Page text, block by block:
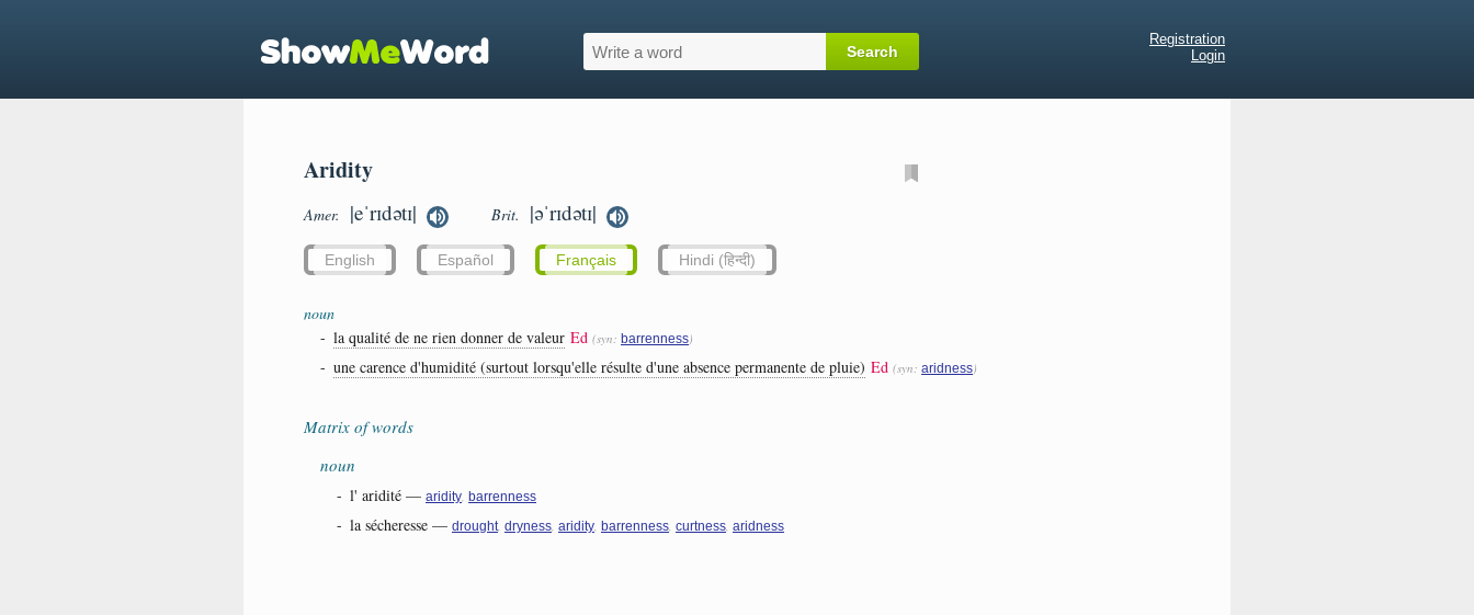
Registration
Login
Aridity
Amer. |eˈrɪdətɪ| Brit. |əˈrɪdətɪ|
English Español Français Hindi (हिन्दी)
noun
- la qualité de ne rien donner de valeur Ed (syn: barrenness)
- une carence d'humidité (surtout lorsqu'elle résulte d'une absence permanente de pluie) Ed (syn: aridness)
Matrix of words
noun
- l' aridité — aridity, barrenness
- la sécheresse — drought, dryness, aridity, barrenness, curtness, aridness